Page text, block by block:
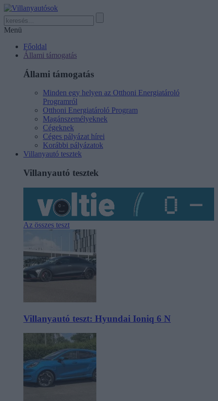
Menü
Főoldal
Állami támogatás
Állami támogatás
Minden egy helyen az Otthoni Energiatároló
Programról
Otthoni Energiatároló Program
Magánszemélyeknek
Cégeknek
Céges pályázat hírei
Korábbi pályázatok
Villanyautó tesztek
Villanyautó tesztek
Az összes teszt
Villanyautó teszt: Hyundai Ioniq 6 N